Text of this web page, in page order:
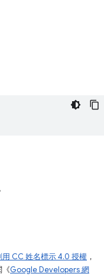
用 CC 姓名標示 4.0 授權 ，
《Google Developers 網